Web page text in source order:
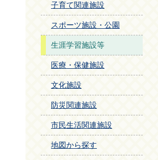
子育て関連施設
スポーツ施設・公園
生涯学習施設等
医療・保健施設
文化施設
防災関連施設
市民生活関連施設
地図から探す